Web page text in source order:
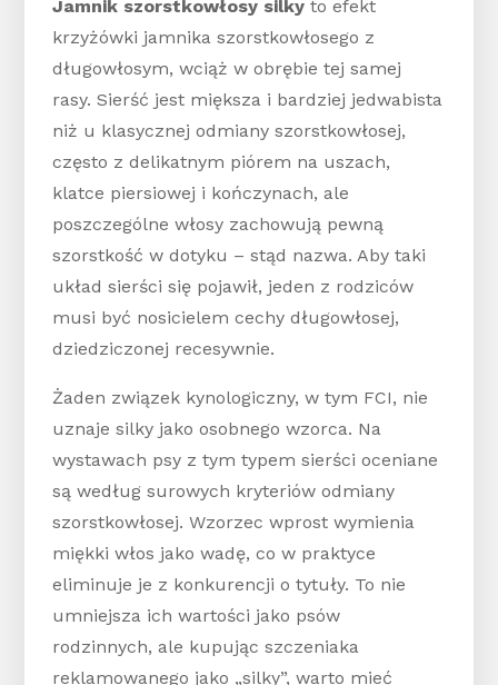
Jamnik szorstkowłosy silky to efekt
krzyżówki jamnika szorstkowłosego z
długowłosym, wciąż w obrębie tej samej
rasy. Sierść jest miększa i bardziej jedwabista
niż u klasycznej odmiany szorstkowłosej,
często z delikatnym piórem na uszach,
klatce piersiowej i kończynach, ale
poszczególne włosy zachowują pewną
szorstkość w dotyku – stąd nazwa. Aby taki
układ sierści się pojawił, jeden z rodziców
musi być nosicielem cechy długowłosej,
dziedziczonej recesywnie.
Żaden związek kynologiczny, w tym FCI, nie
uznaje silky jako osobnego wzorca. Na
wystawach psy z tym typem sierści oceniane
są według surowych kryteriów odmiany
szorstkowłosej. Wzorzec wprost wymienia
miękki włos jako wadę, co w praktyce
eliminuje je z konkurencji o tytuły. To nie
umniejsza ich wartości jako psów
rodzinnych, ale kupując szczeniaka
reklamowanego jako „silky”, warto mieć